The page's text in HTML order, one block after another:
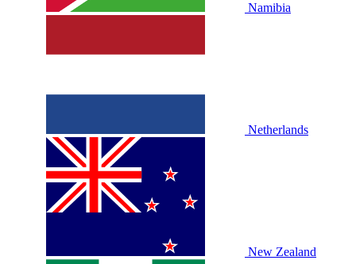
Namibia
Netherlands
New Zealand